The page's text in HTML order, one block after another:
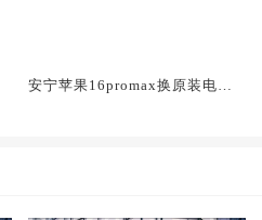
安宁苹果16promax换原装电池